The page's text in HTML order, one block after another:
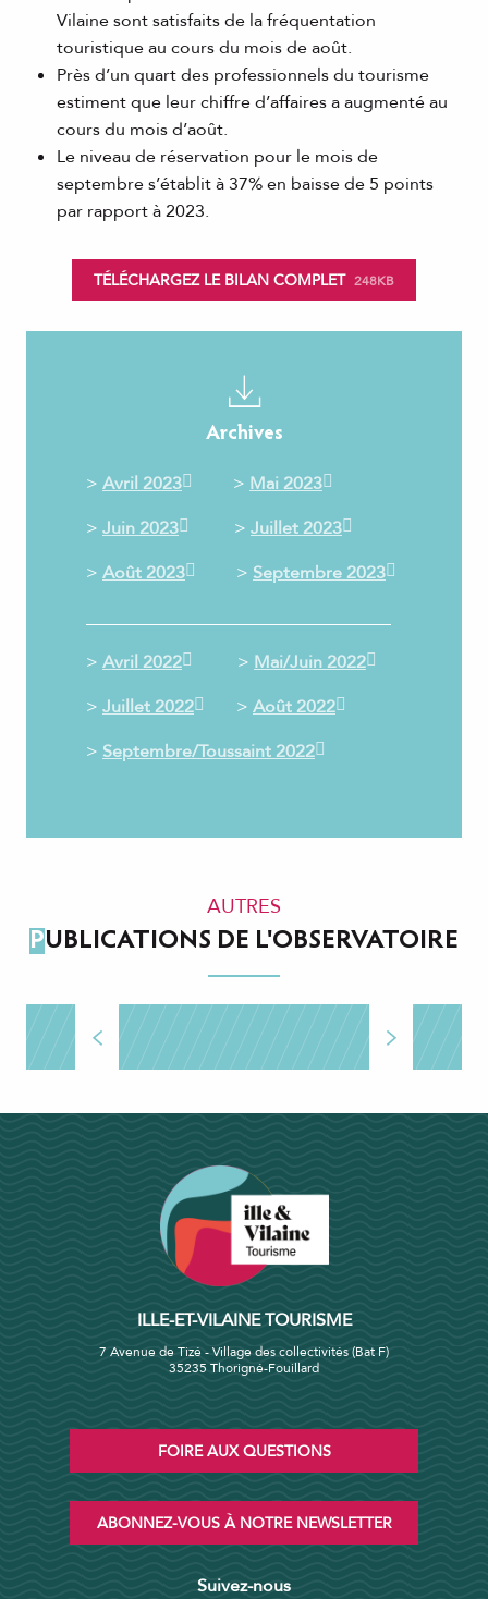
Archives
> Avril 2023 > Mai 2023
> Juin 2023 > Juillet 2023
> Août 2023 > Septembre 2023
> Avril 2022 > Mai/Juin 2022
> Juillet 2022 > Août 2022
> Septembre/Toussaint 2022
MAI 2024
AVRIL 2024
Vilaine sont satisfaits de la fréquentation
touristique au cours du mois de août.
Près d’un quart des professionnels du tourisme
estiment que leur chiffre d’affaires a augmenté au
cours du mois d’août.
Le niveau de réservation pour le mois de
septembre s’établit à 37% en baisse de 5 points
par rapport à 2023.
TÉLÉCHARGEZ LE BILAN COMPLET 248KB
AUTRES
PUBLICATIONS DE L'OBSERVATOIRE
Chiffres clés
ILLE-ET-VILAINE TOURISME
7 Avenue de Tizé - Village des collectivités (Bat F)
35235 Thorigné-Fouillard
FOIRE AUX QUESTIONS
ABONNEZ-VOUS À NOTRE NEWSLETTER
Suivez-nous